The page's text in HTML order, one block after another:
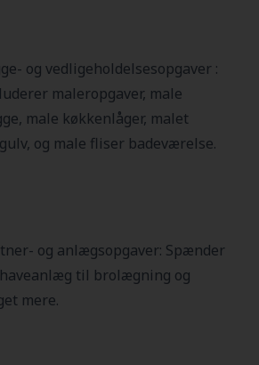
og vedligeholdelsesopgaver :
maleropgaver, male
male køkkenlåger, malet
og male fliser badeværelse.
og anlægsopgaver: Spænder
til brolægning og
mere.